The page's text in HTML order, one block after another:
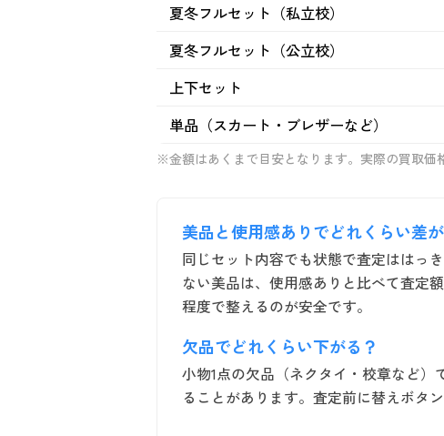
夏冬フルセット（私立校）
夏冬フルセット（公立校）
上下セット
単品（スカート・ブレザーなど）
※金額はあくまで目安となります。実際の買取価
美品と使用感ありでどれくらい差
同じセット内容でも状態で査定ははっ
ない美品は、使用感ありと比べて査定
程度で整えるのが安全です。
欠品でどれくらい下がる？
小物1点の欠品（ネクタイ・校章など
ることがあります。査定前に替えボタ